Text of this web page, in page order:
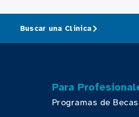
Buscar una Clinica
Para
Programas de Becas